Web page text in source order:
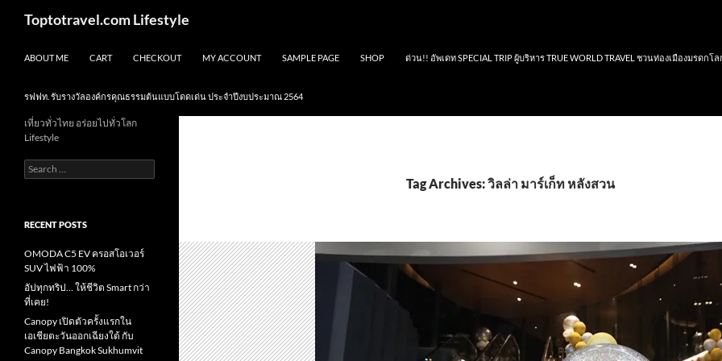
Toptotravel.com Lifestyle
ABOUT ME CART CHECKOUT MY ACCOUNT SAMPLE PAGE SHOP ด่วน!! อัพเดท SPECIAL TRIP ผู้บริหาร TRUE WORLD TRAVEL ชวนท่องเมืองมรดกโล
รฟฟท. รับรางวัลองค์กรคุณธรรมต้นแบบโดดเด่น ประจำปีงบประมาณ 2564
Tag Archives: วิลล่า มาร์เก็ท หลังสวน
เที่ยวทั่วไทย อร่อยไปทั่วโลก
Lifestyle
Search
for:
RECENT POSTS
OMODA C5 EV ครอสโอเวอร์
SUV ไฟฟ้า 100%
อัปทุกทริป… ให้ชีวิต Smart กว่า
ที่เคย!
Canopy เปิดตัวครั้งแรกใน
เอเชียตะวันออกเฉียงใต้ กับ
Canopy Bangkok Sukhumvit